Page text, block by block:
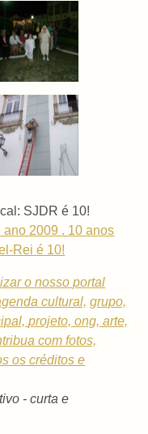
SJDR é 10!
2009 . 10 anos
Rei é 10!
o nosso portal
cultural, grupo,
projeto, ong, arte,
com fotos,
os créditos e
- curta e